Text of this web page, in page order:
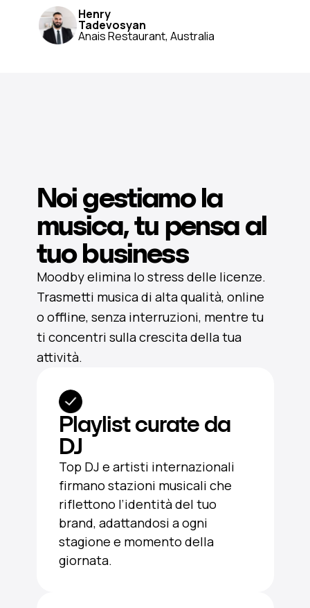
Henry
Tadevosyan
Anais Restaurant, Australia
Noi gestiamo la
musica, tu pensa al
tuo business
Moodby elimina lo stress delle licenze.
Trasmetti musica di alta qualità, online
o offline, senza interruzioni, mentre tu
ti concentri sulla crescita della tua
attività.
Playlist curate da
DJ
Top DJ e artisti internazionali
firmano stazioni musicali che
riflettono l’identità del tuo
brand, adattandosi a ogni
stagione e momento della
giornata.